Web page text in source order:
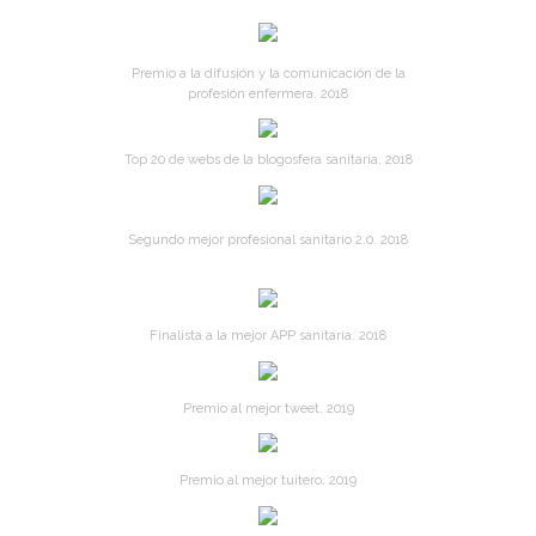
Premio a la difusión y la comunicación de la
profesión enfermera. 2018
Top 20 de webs de la blogosfera sanitaria. 2018
Segundo mejor profesional sanitario 2.0. 2018
Finalista a la mejor APP sanitaria. 2018
Premio al mejor tweet. 2019
Premio al mejor tuitero. 2019